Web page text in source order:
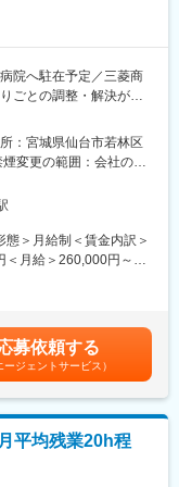
るように、完全チーム
な知識やスキルなどを
ます。
だことを現場で体験
療や医療機器、バイオ
クトを深く経験できま
リーダーに任命される
ンバーのフォローをし
ネージャーに任命され
院へ駐在予定／三菱商
ごとの調整・解決がミ
院で使用する医療材料
に関する削減の提案を
病院に常駐し、医療現
ただきます。
担当しております。そ
ト調整も行います。
：宮城県仙台市若林区
変更の範囲：会社の定
＞月給制＜賃金内訳＞
＜月給＞260,000円～
上下する可能性があり
です。
募依頼する
ージェントサービス）
平均残業20h程